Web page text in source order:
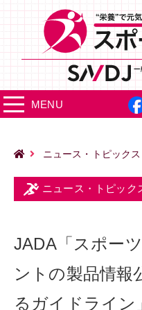
MENU
ニュース・トピックス
ニュース・トピック
JADA「スポー
ントの製品情報
るガイドライン